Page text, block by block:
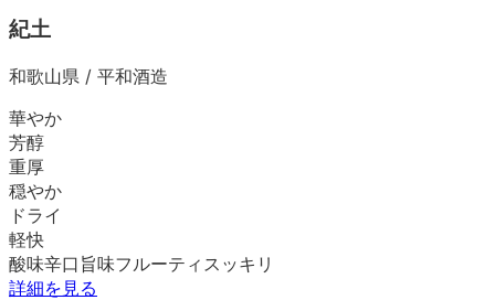
紀土
和歌山県 / 平和酒造
華やか
芳醇
重厚
穏やか
ドライ
軽快
酸味辛口 旨味フルーティ スッキリ
詳細を見る